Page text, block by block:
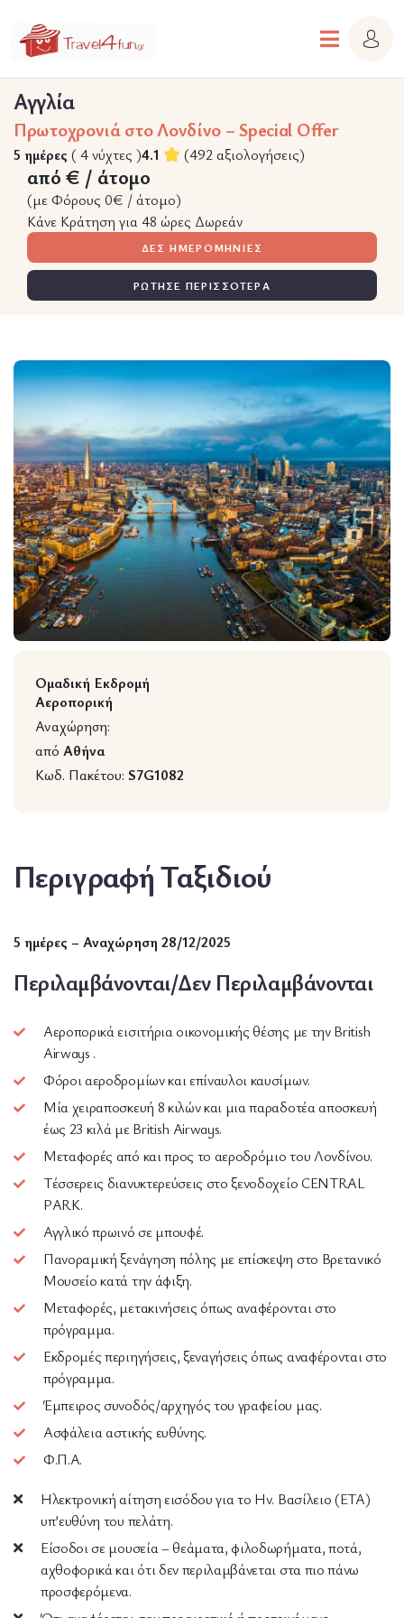
Αγγλία
Πρωτοχρονιά στο Λονδίνο – Special Offer
5 ημέρες ( 4 νύχτες )4.1 (492 αξιολογήσεις)
από € / άτομο
(με Φόρους 0€ / άτομο)
Κάνε Κράτηση για 48 ώρες Δωρεάν
ΔΕΣ ΗΜΕΡΟΜΗΝΙΕΣ
ΡΩΤΗΣΕ ΠΕΡΙΣΣΟΤΕΡΑ
Wildlife
Ομαδική Εκδρομή
Αεροπορική
Αναχώρηση:
από Αθήνα
Κωδ. Πακέτου: S7G1082
Περιγραφή Ταξιδιού
5 ημέρες – Αναχώρηση 28/12/2025
Περιλαμβάνονται/Δεν Περιλαμβάνονται
Αεροπορικά εισιτήρια οικονομικής θέσης με την British
Airways .
Φόροι αεροδρομίων και επίναυλοι καυσίμων.
Μία χειραποσκευή 8 κιλών και μια παραδοτέα αποσκευή
έως 23 κιλά με British Airways.
Μεταφορές από και προς το αεροδρόμιο του Λονδίνου.
Τέσσερεις διανυκτερεύσεις στο ξενοδοχείο CENTRAL
PARK.
Αγγλικό πρωινό σε μπουφέ.
Πανοραμική ξενάγηση πόλης με επίσκεψη στο Βρετανικό
Μουσείο κατά την άφιξη.
Μεταφορές, μετακινήσεις όπως αναφέρονται στο
πρόγραμμα.
Εκδρομές περιηγήσεις, ξεναγήσεις όπως αναφέρονται στο
πρόγραμμα.
Έμπειρος συνοδός/αρχηγός του γραφείου μας.
Ασφάλεια αστικής ευθύνης.
Φ.Π.Α.
Ηλεκτρονική αίτηση εισόδου για το Ην. Βασίλειο (ΕΤΑ)
υπ’ευθύνη του πελάτη.
Είσοδοι σε μουσεία – θεάματα, φιλοδωρήματα, ποτά,
αχθοφορικά και ότι δεν περιλαμβάνεται στα πιο πάνω
προσφερόμενα.